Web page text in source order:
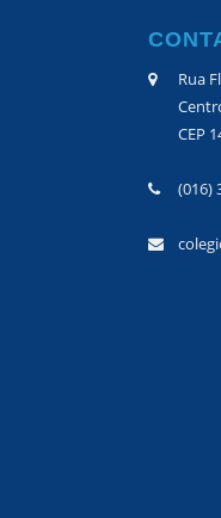
Rua
CEP
(016)